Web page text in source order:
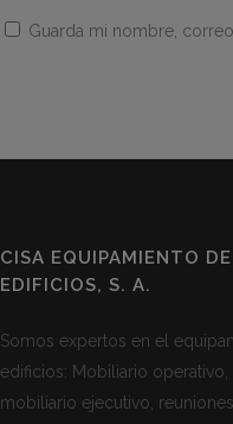
Guarda mi nombre,
CISA EQUIPAMIENTO DE
EDIFICIOS, S. A.
Somos expertos en el
edificios: Mobiliario operativo,
mobiliario ejecutivo,